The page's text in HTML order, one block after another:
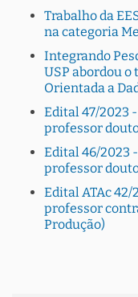
Trabalho da
na categoria
Integrando
USP abordou
Orientada a
Edital 47/2023
professor
Edital 46/2023
professor
Edital ATAc
professor
Produção)